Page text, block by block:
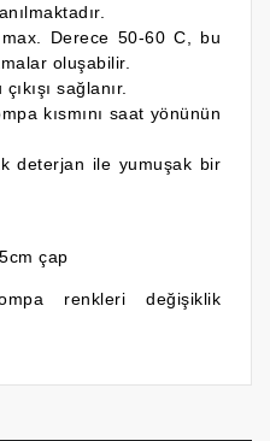
Derece 50-60 C, bu
oluşabilir.
sağlanır.
kısmını saat yönünün
deterjan ile yumuşak bir
çap
renkleri değişiklik